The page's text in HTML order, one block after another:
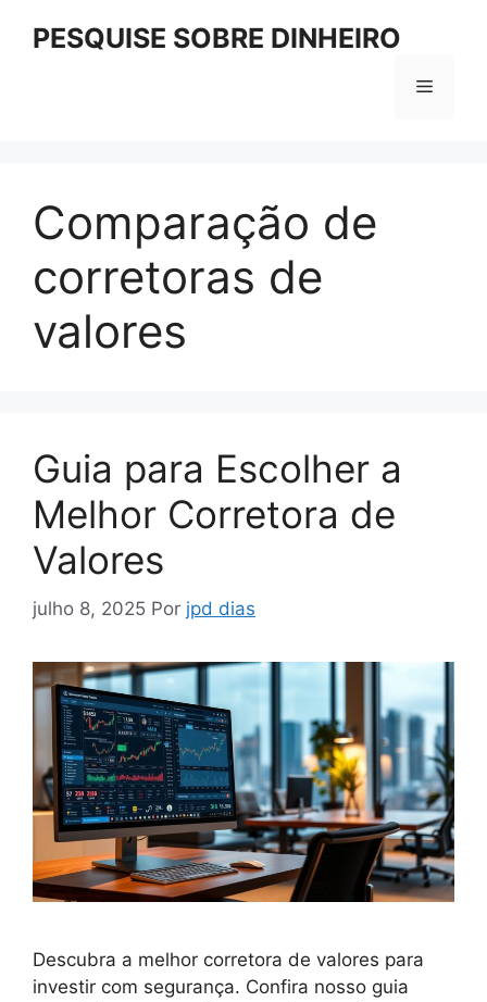
PESQUISE SOBRE DINHEIRO
Menu
Comparação de
corretoras de
valores
Guia para Escolher a
Melhor Corretora de
Valores
julho 8, 2025 Por jpd dias
Descubra a melhor corretora de valores para
investir com segurança. Confira nosso guia